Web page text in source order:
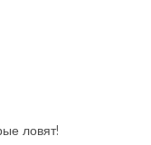
ловят!